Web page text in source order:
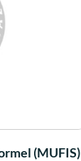
(MUFIS)